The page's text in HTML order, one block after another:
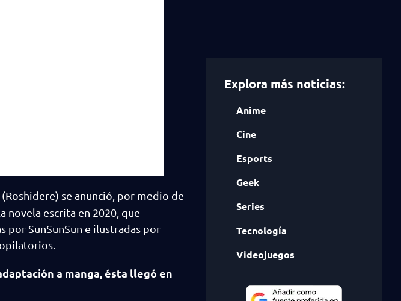
(Roshidere) se anunció, por medio de
novela escrita en 2020, que
por SunSunSun e ilustradas por
a manga, ésta llegó en
Explora más noticias:
Anime
Cine
Esports
Geek
Series
Tecnología
Videojuegos